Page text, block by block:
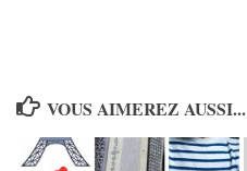
VOUS AIMEREZ AUSSI...